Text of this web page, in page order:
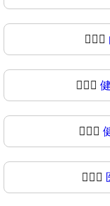
👩🏻‍⚕️
👩🏻‍⚕
👩🏼‍⚕️
👩🏼‍⚕